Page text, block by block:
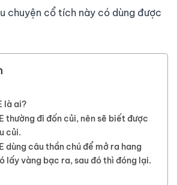
chuyện cổ tích này có dùng được
là ai?
thường đi đốn củi, nên sẽ biết được
củi.
dùng câu thần chú để mở ra hang
lấy vàng bạc ra, sau đó thì đóng lại.